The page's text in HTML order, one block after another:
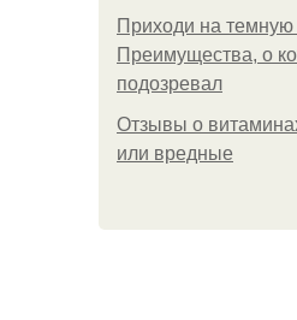
Приходи на темную
Преимущества, о
подозревал
Отзывы о
или вредные